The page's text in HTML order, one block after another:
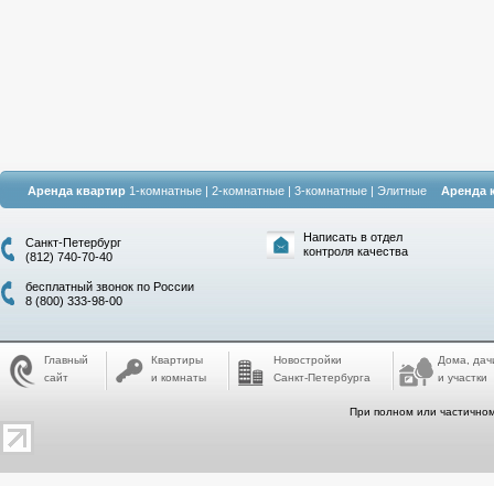
Аренда квартир 1-комнатные | 2-комнатные | 3-комнатные | Элитные Аренда
Санкт-Петербург
(812) 740-70-40
бесплатный звонок по России
8 (800) 333-98-00
Написать в отдел
контроля качества
Главный
сайт
Квартиры
и комнаты
Новостройки
Санкт-Петербурга
Дома,
и участки
При полном или